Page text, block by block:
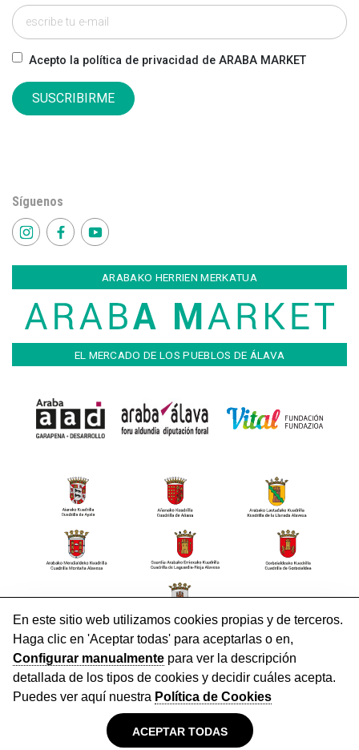
Acepto la política de privacidad de ARABA MARKET
SUSCRIBIRME
Síguenos
ARABAKO HERRIEN MERKATUA
EL MERCADO DE LOS PUEBLOS DE ÁLAVA
CONTACTO
Aviso Legal Política de privacidad Cookies